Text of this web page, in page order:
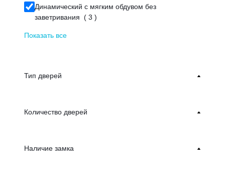
Динамический с мягким обдувом без
заветривания ( 3 )
Показать все
Тип дверей
Количество дверей
Наличие замка